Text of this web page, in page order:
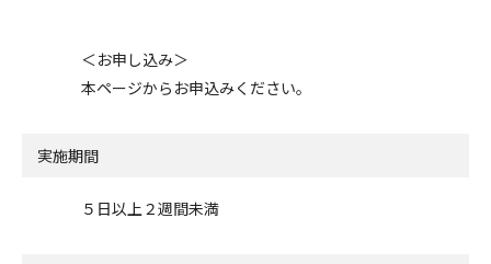
＜お申し込み＞
本ページからお申込みください。
実施期間
５日以上２週間未満